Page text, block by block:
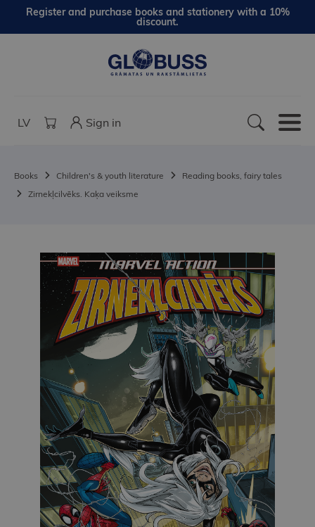
Register and purchase books and stationery with a 10%
discount.
LV Sign in
Books Children's & youth literature
Reading books, fairy tales
Zirnekļcilvēks. Kaķa veiksme